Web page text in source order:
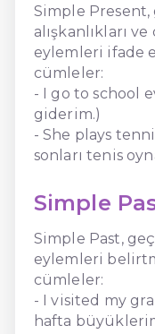
Simple
alışkanlıkları
eylemleri ifade
cümleler:
- I go to school
giderim.)
- She plays
sonları tenis
Simple
Simple Past,
eylemleri
cümleler:
- I visited my
hafta